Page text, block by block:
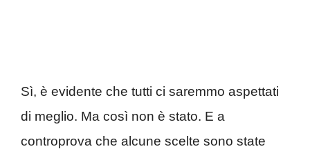
Sì, è evidente che tutti ci saremmo aspettati
di meglio. Ma così non è stato. E a
controprova che alcune scelte sono state